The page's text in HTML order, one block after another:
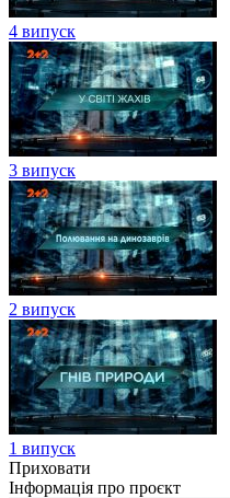
4 випуск
3 випуск
2 випуск
1 випуск
Приховати
Інформація про проєкт